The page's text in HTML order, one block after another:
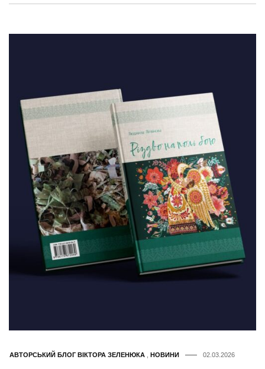
АВТОРСЬКИЙ БЛОГ ВІКТОРА ЗЕЛЕНЮКА НОВИНИ 02.03.2026